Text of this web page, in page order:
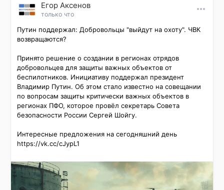
Εгор Αксенов
только что
Путин поддержал: Добровольцы "выйдут на охоту". ЧВК
возвращаются?
Принято решение о создании в регионах отрядов
добровольцев для защиты важных объектов от
беспилотников. Инициативу поддержал президент
Владимир Путин. Об этом стало известно на совещании
по вопросам защиты критически важных объектов в
регионах ПФО, которое провёл секретарь Совета
безопасности России Сергей Шойгу.
Интересные предложения на сегодняшний день
https://vk.cc/cJypL1